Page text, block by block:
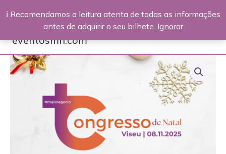
ℹ️ Recomendamos a leitura atenta de todas as informações
antes de adquirir o seu bilhete. Ignorar
to
eventosmn.com